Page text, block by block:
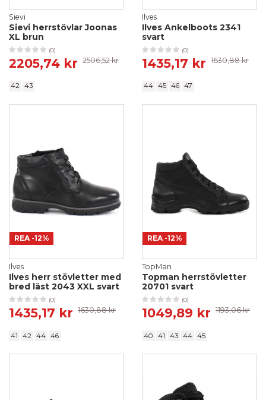
Sievi
Sievi herrstövlar Joonas
XL brun
(0)
2205,74 kr 2506,52 kr
42 43
Ilves
Ilves Ankelboots 2341
svart
(0)
1435,17 kr 1630,88 kr
44 45 46 47
REA -12%
Ilves
Ilves herr stövletter med
bred läst 2043 XXL svart
(0)
1435,17 kr 1630,88 kr
41 42 44 46
REA -12%
TopMan
Topman herrstövletter
20701 svart
(0)
1049,89 kr 1193,06 kr
40 41 43 44 45